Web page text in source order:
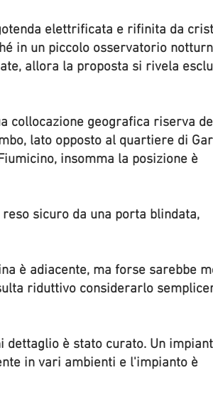
elettrificata e rifinita da
in un piccolo osservatorio
allora la proposta si rivela
collocazione geografica riserva
lato opposto al quartiere di
insomma la posizione è
sicuro da una porta blindata,
è adiacente, ma forse sarebbe
riduttivo considerarlo
è stato curato. Un
in vari ambienti e l'impianto è